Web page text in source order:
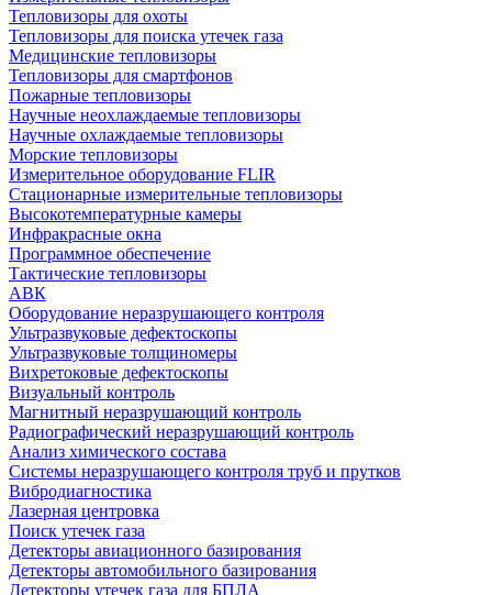
Тепловизоры для охоты
Тепловизоры для поиска утечек газа
Медицинские тепловизоры
Тепловизоры для смартфонов
Пожарные тепловизоры
Научные неохлаждаемые тепловизоры
Научные охлаждаемые тепловизоры
Морские тепловизоры
Измерительное оборудование FLIR
Стационарные измерительные тепловизоры
Высокотемпературные камеры
Инфракрасные окна
Программное обеспечение
Тактические тепловизоры
АВК
Оборудование неразрушающего контроля
Ультразвуковые дефектоскопы
Ультразвуковые толщиномеры
Вихретоковые дефектоскопы
Визуальный контроль
Магнитный неразрушающий контроль
Радиографический неразрушающий контроль
Анализ химического состава
Системы неразрушающего контроля труб и прутков
Вибродиагностика
Лазерная центровка
Поиск утечек газа
Детекторы авиационного базирования
Детекторы автомобильного базирования
Детекторы утечек газа для БПЛА